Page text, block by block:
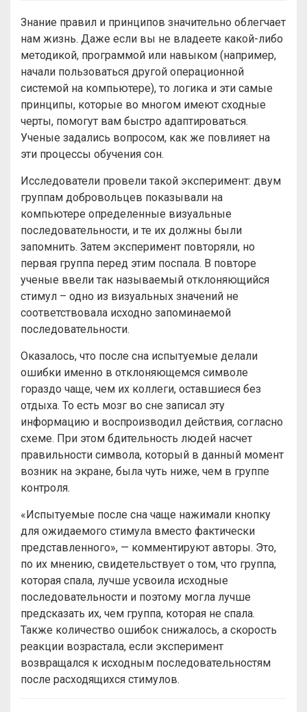
Знание правил и принципов значительно облегчает
нам жизнь. Даже если вы не владеете какой-либо
методикой, программой или навыком (например,
начали пользоваться другой операционной
системой на компьютере), то логика и эти самые
принципы, которые во многом имеют сходные
черты, помогут вам быстро адаптироваться.
Ученые задались вопросом, как же повлияет на
эти процессы обучения сон.
Исследователи провели такой эксперимент: двум
группам добровольцев показывали на
компьютере определенные визуальные
последовательности, и те их должны были
запомнить. Затем эксперимент повторяли, но
первая группа перед этим поспала. В повторе
ученые ввели так называемый отклоняющийся
стимул – одно из визуальных значений не
соответствовала исходно запоминаемой
последовательности.
Оказалось, что после сна испытуемые делали
ошибки именно в отклоняющемся символе
гораздо чаще, чем их коллеги, оставшиеся без
отдыха. То есть мозг во сне записал эту
информацию и воспроизводил действия, согласно
схеме. При этом бдительность людей насчет
правильности символа, который в данный момент
возник на экране, была чуть ниже, чем в группе
контроля.
«Испытуемые после сна чаще нажимали кнопку
для ожидаемого стимула вместо фактически
представленного», — комментируют авторы. Это,
по их мнению, свидетельствует о том, что группа,
которая спала, лучше усвоила исходные
последовательности и поэтому могла лучше
предсказать их, чем группа, которая не спала.
Также количество ошибок снижалось, а скорость
реакции возрастала, если эксперимент
возвращался к исходным последовательностям
после расходящихся стимулов.